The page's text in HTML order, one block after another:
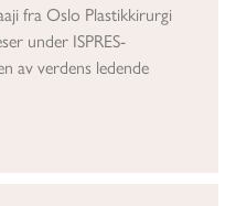
fra Oslo Plastikkirurgi
under ISPRES-
av verdens ledende